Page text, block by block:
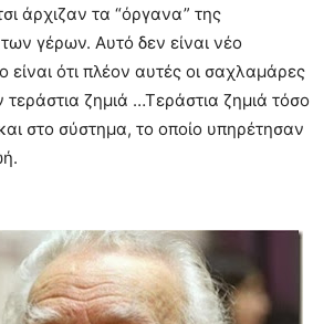
άρχιζαν τα “όργανα” της
γέρων. Αυτό δεν είναι νέο
είναι ότι πλέον αυτές οι σαχλαμάρες
ζημιά …Τεράστια ζημιά τόσο
στο σύστημα, το οποίο υπηρέτησαν